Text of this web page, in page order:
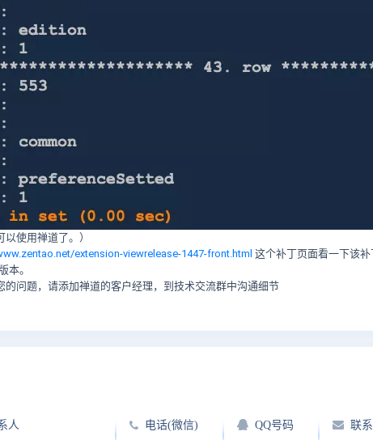
以使用禅道了。）
extension-viewrelease-1447-front.html 这个补丁页面看一下该
本。
的问题，请添加禅道的客户经理，到技术交流群中沟通细节
人
电话(微信)
QQ号码
联